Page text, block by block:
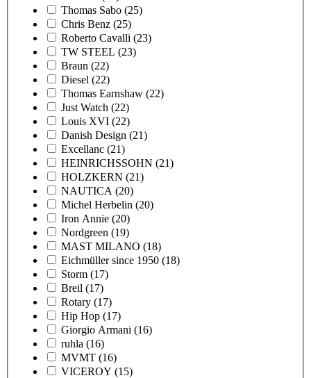
Thomas Sabo (25)
Chris Benz (25)
Roberto Cavalli (23)
TW STEEL (23)
Braun (22)
Diesel (22)
Thomas Earnshaw (22)
Just Watch (22)
Louis XVI (22)
Danish Design (21)
Excellanc (21)
HEINRICHSSOHN (21)
HOLZKERN (21)
NAUTICA (20)
Michel Herbelin (20)
Iron Annie (20)
Nordgreen (19)
MAST MILANO (18)
Eichmüller since 1950 (18)
Storm (17)
Breil (17)
Rotary (17)
Hip Hop (17)
Giorgio Armani (16)
ruhla (16)
MVMT (16)
VICEROY (15)